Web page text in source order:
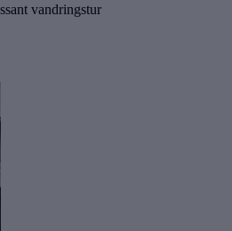
vandringstur